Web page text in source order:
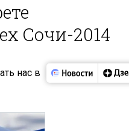
Сочи-2014
нас в